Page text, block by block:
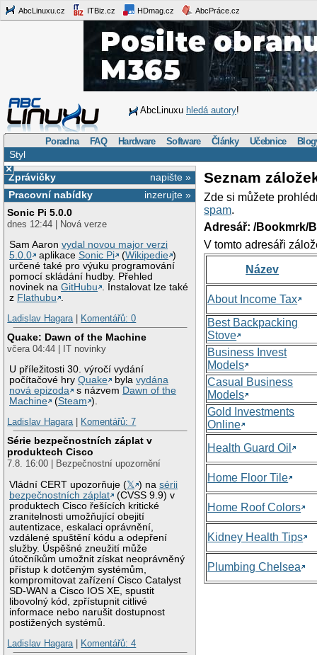
AbcLinuxu.cz ITBiz.cz HDmag.cz AbcPráce.cz
AbcLinuxu hledá autory!
Poradna FAQ Hardware Software Články Učebnice
Styl
×
napište »
Zprávičky
inzerujte »
Pracovní nabídky
Sonic Pi 5.0.0
dnes 12:44 | Nová verze
Sam Aaronvydal novou major verzi
5.0.0
aplikaceSonic Pi (Wikipedie )
určené také pro výuku programování
pomocí skládání hudby. Přehled
novinek naGitHubu
. Instalovat lze také
z Flathubu
Ladislav Hagara| Komentářů: 0
Quake: Dawn of the Machine
včera 04:44 | IT novinky
U příležitosti 30. výročí vydání
počítačové hryQuake bylavydána
nová epizoda
s názvem Dawn of the
Machine
(Steam ).
Ladislav Hagara| Komentářů: 7
Série bezpečnostních záplat v
produktech Cisco
7.8. 16:00 | Bezpečnostní upozornění
Vládní CERT upozorňuje (𝕏 ) nasérii
bezpečnostních záplat
(CVSS 9.9) v
produktech Cisco řešících kritické
zranitelnosti umožňující obejití
autentizace, eskalaci oprávnění,
vzdálené spuštění kódu a odepření
služby. Úspěšné zneužití může
útočníkům umožnit získat neoprávněný
přístup k dotčeným systémům,
kompromitovat zařízení Cisco Catalyst
SD-WAN a Cisco IOS XE, spustit
libovolný kód, zpřístupnit citlivé
informace nebo narušit dostupnost
postižených systémů.
Ladislav Hagara| Komentářů: 4
Seznam
Zde si můžete
spam.
Adresář: /Bookmrk/
V tomto adresáři
Název
About Income Tax
Best Backpacking
Stove
Business Invest
Models
Casual Business
Models
Gold Investments
Online
Health Guard Oil
Home Floor Tile
Home Roof Colors
Kidney Health Tips
Plumbing Chelsea